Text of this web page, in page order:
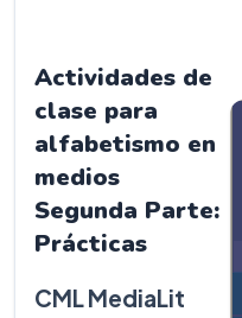
Actividades de
clase para
alfabetismo en
medios
Segunda Parte:
Prácticas
CML MediaLit